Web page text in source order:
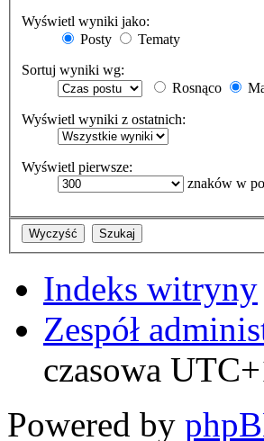
Wyświetl wyniki jako:
Posty
Tematy
Sortuj wyniki wg:
Rosnąco
Wyświetl wyniki z ostatnich:
Wyświetl pierwsze:
znaków w
Indeks witryny
Zespół
czasowa
Powered by